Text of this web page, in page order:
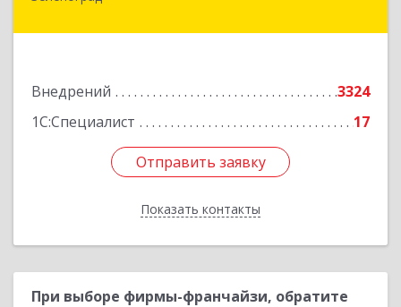
Внедрений
3324
1С:Специалист
17
Отправить заявку
Показать контакты
Отправить заявку
Назад
При выборе фирмы-франчайзи, обратите